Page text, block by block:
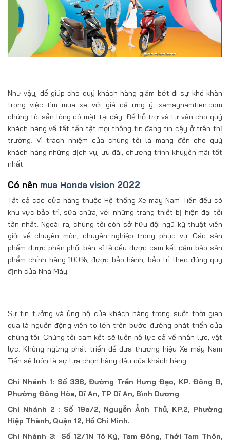
Như vậy, để giúp cho quý khách hàng giảm bớt đi sự khó khăn
trong việc tìm mua xe với giá cả ưng ý. xemaynamtien.com
chúng tôi sẵn lòng có mặt tại đây. Để hỗ trợ và tư vấn cho quý
khách hàng về tất tần tật mọi thông tin đáng tin cậy ở trên thị
trường. Vì trách nhiệm của chúng tôi là mang đến cho quý
khách hàng những dịch vụ, ưu đãi, chương trình khuyên mãi tốt
nhất.
Có nên mua Honda vision 2022
Tất cả các cửa hàng thuộc Hệ thống Xe máy Nam Tiến đều có
khu vực bảo trì, sữa chữa, với những trang thiết bị hiện đại tối
tân nhất. Ngoài ra, chúng tôi còn sở hữu đội ngũ kỹ thuật viên
giỏi về chuyên môn, chuyên nghiệp trong phục vụ. Các sản
phẩm được phân phối bán sỉ lẻ đều được cam kết đảm bảo sản
phẩm chính hãng 100%, được bảo hành, bảo trì theo đúng quy
định của Nhà Máy.
Sự tin tưởng và ủng hộ của khách hàng trong suốt thời gian
qua là nguồn động viên to lớn trên bước đường phát triển của
chúng tôi. Chúng tôi cam kết sẽ luôn nỗ lực cả về nhân lực, vật
lực. Không ngừng phát triển để đưa thương hiệu Xe máy Nam
Tiến sẽ luôn là sự lựa chọn hàng đầu của khách hàng.
Chi Nhánh 1: Số 338, Đường Trần Hưng Đạo, KP. Đông B,
Phường Đông Hòa, Dĩ An, TP Dĩ An, Bình Dương
Chi Nhánh 2 : Số 19a/2, Nguyễn Ảnh Thủ, KP.2, Phường
Hiệp Thành, Quận 12, Hồ Chí Minh.
Chi Nhánh 3: Số 12/1N Tô Ký, Tam Đông, Thới Tam Thôn,